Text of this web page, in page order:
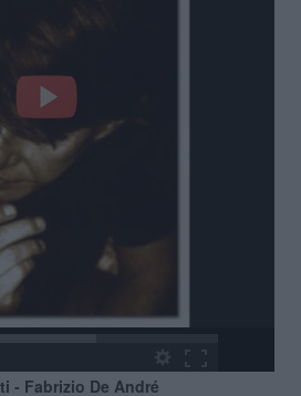
- Fabrizio De André